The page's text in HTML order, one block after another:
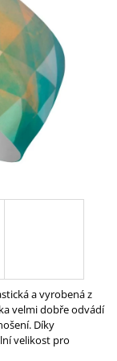
a vyrobená z
velmi dobře odvádí
Díky
velikost pro